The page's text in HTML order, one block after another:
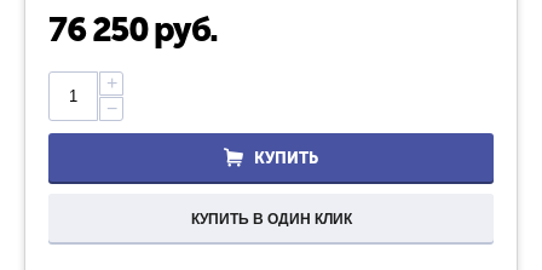
76 250руб.
+
−
КУПИТЬ
КУПИТЬ В ОДИН КЛИК